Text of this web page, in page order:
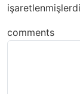
comments